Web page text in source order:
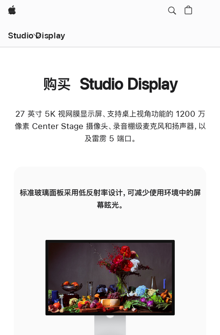
Apple
Studio Display
购买 Studio Display
27 英寸 5K 视网膜显示屏、支持桌上视角功能的 1200 万
像素 Center Stage 摄像头、录音棚级麦克风和扬声器，以
及雷雳 5 端口。
标准玻璃面板采用低反射率设计，可减少使用环境中的屏
幕眩光。